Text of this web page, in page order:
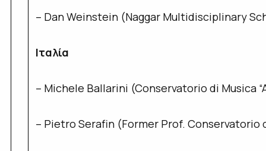
– Dan Weinstein (Naggar Multidisciplinary
Ιταλία
– Michele Ballarini (Conservatorio di Musica
– Pietro Serafin (Former Prof. Conservatorio